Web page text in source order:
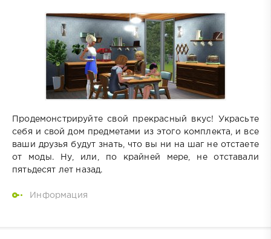
Продемонстрируйте свой прекрасный вкус! Украсьте
себя и свой дом предметами из этого комплекта, и все
ваши друзья будут знать, что вы ни на шаг не отстаете
от моды. Ну, или, по крайней мере, не отставали
пятьдесят лет назад.
Информация